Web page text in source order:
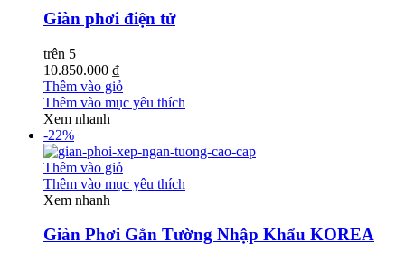
Giàn phơi điện tử
trên 5
10.850.000 ₫
Thêm vào giỏ
Thêm vào mục yêu thích
Xem nhanh
-22%
Thêm vào giỏ
Thêm vào mục yêu thích
Xem nhanh
Giàn Phơi Gắn Tường Nhập Khẩu KOREA